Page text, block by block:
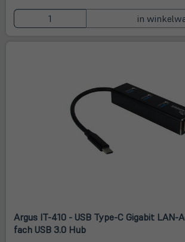
in
Argus IT-410 - USB Type-C Gigabit
fach USB 3.0 Hub